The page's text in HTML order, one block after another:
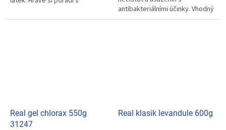
připáleninami a další...
antibakteriálními účinky. Vhodný
na generální úklid.
Real gel chlorax 550g
31247
Real klasik levandule 600g